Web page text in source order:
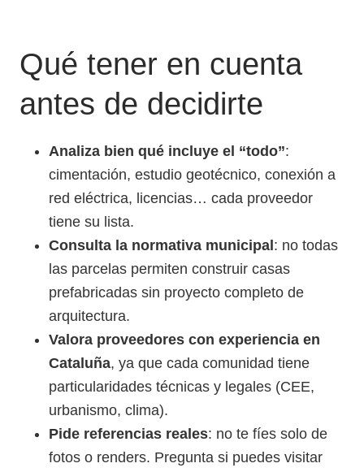
Qué tener en cuenta
antes de decidirte
Analiza bien qué incluye el “todo”:
cimentación, estudio geotécnico, conexión a
red eléctrica, licencias… cada proveedor
tiene su lista.
Consulta la normativa municipal : no todas
las parcelas permiten construir casas
prefabricadas sin proyecto completo de
arquitectura.
Valora proveedores con experiencia en
Cataluña, ya que cada comunidad tiene
particularidades técnicas y legales (CEE,
urbanismo, clima).
Pide referencias reales: no te fíes solo de
fotos o renders. Pregunta si puedes visitar